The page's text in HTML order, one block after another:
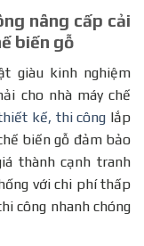
nâng cấp cải
biến gỗ
giàu kinh nghiệm
cho nhà máy chế
kế, thi công lắp
biến gỗ đảm bảo
thành cạnh tranh
với chi phí thấp
công nhanh chóng